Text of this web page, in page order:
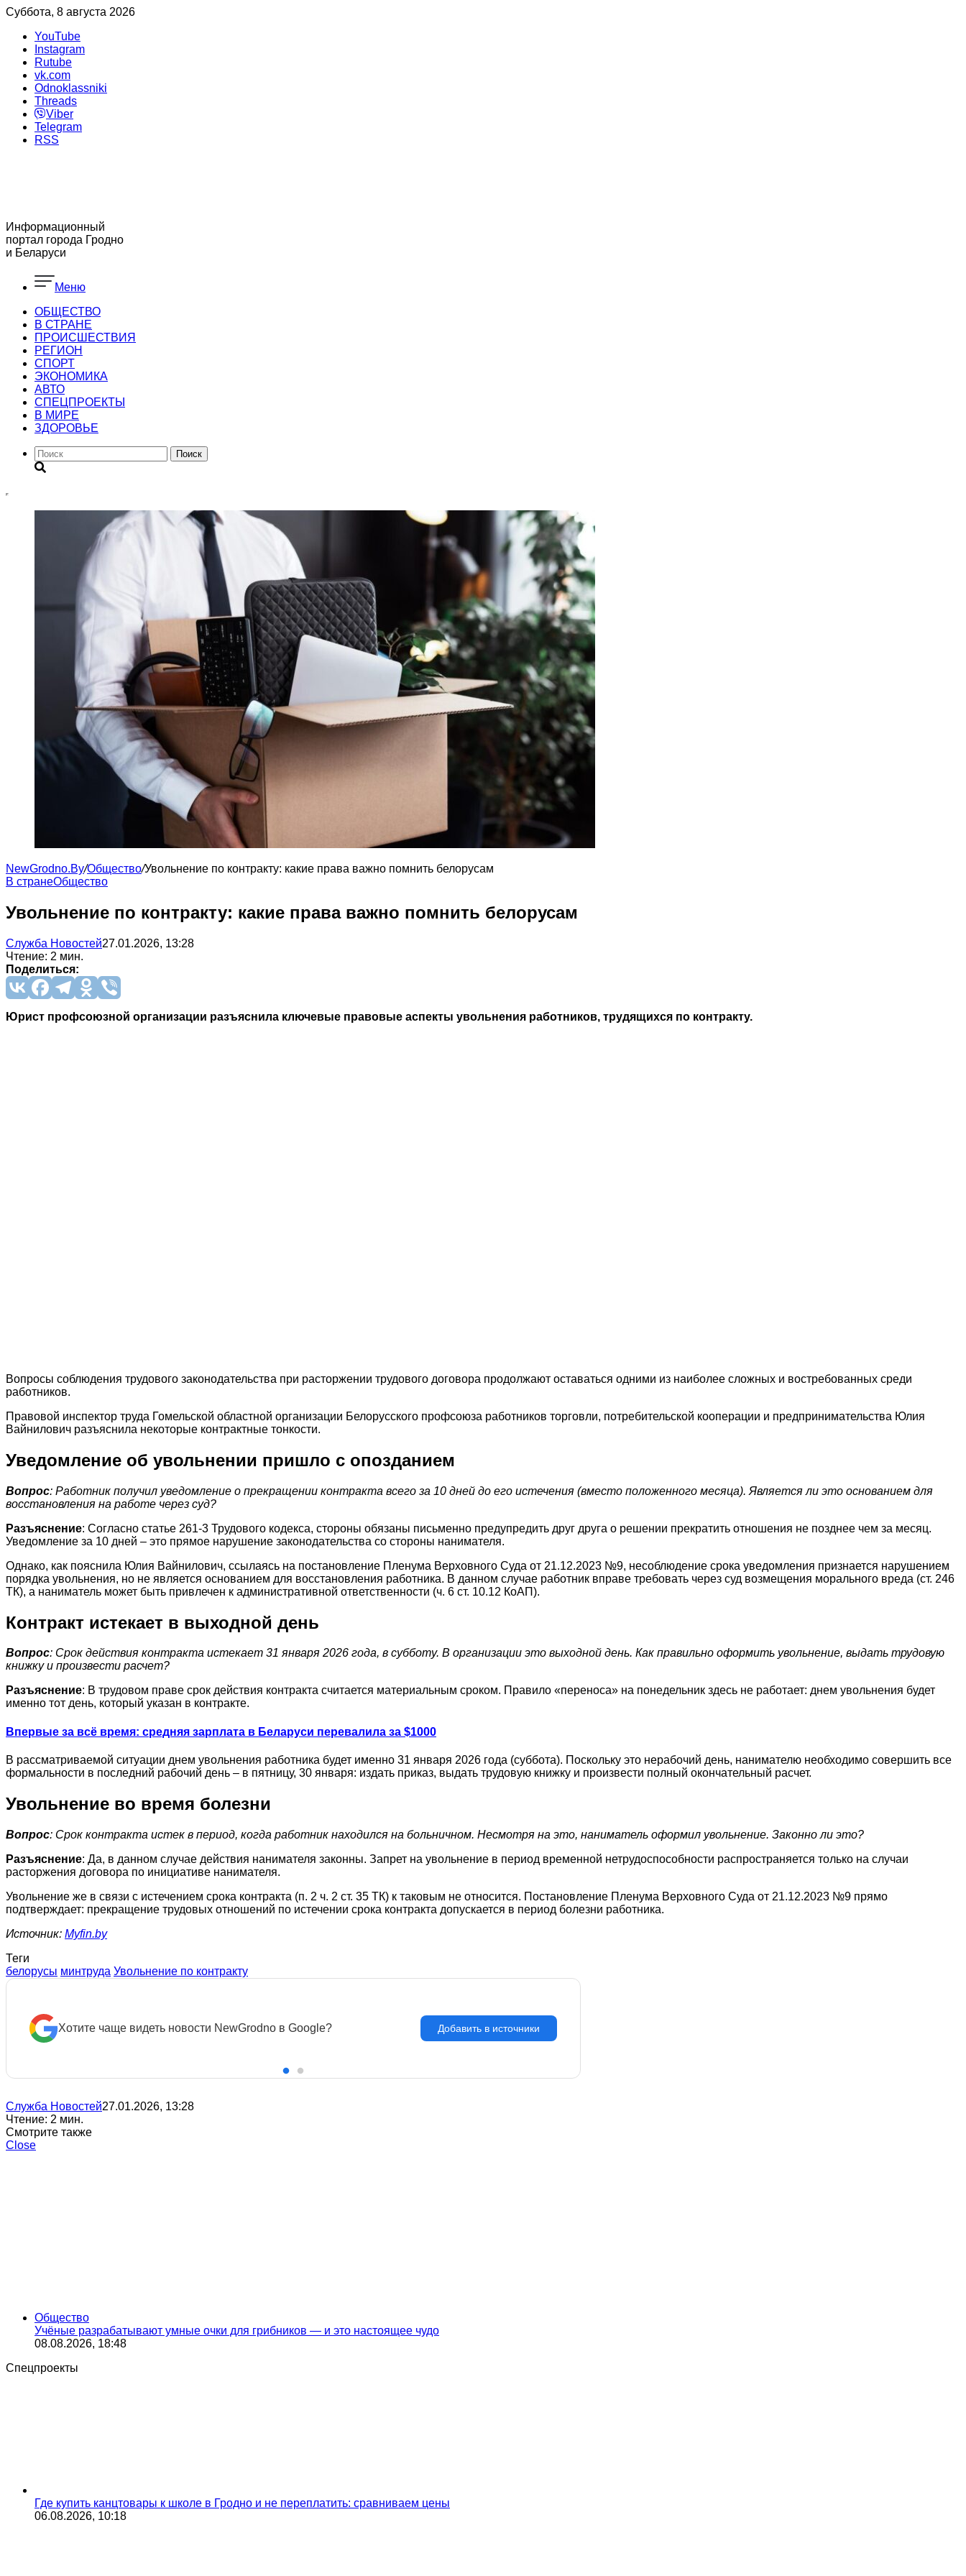
Суббота, 8 августа 2026
YouTube
Instagram
Rutube
vk.com
Odnoklassniki
Threads
Viber
Telegram
RSS
Информационный
портал города Гродно
и Беларуси
Меню
ОБЩЕСТВО
В СТРАНЕ
ПРОИСШЕСТВИЯ
РЕГИОН
CПОРТ
ЭКОНОМИКА
АВТО
СПЕЦПРОЕКТЫ
В МИРЕ
ЗДОРОВЬЕ
Поиск
NewGrodno.By/Общество/Увольнение по контракту: какие права важно помнить белорусам
В странеОбщество
Увольнение по контракту: какие права важно помнить белорусам
Служба Новостей27.01.2026, 13:28
Чтение: 2 мин.
Поделиться:
Юрист профсоюзной организации разъяснила ключевые правовые аспекты увольнения работников, трудящихся по контракту.
Вопросы соблюдения трудового законодательства при расторжении трудового договора продолжают оставаться одними из наиболее сложных и востребованных среди
работников.
Правовой инспектор труда Гомельской областной организации Белорусского профсоюза работников торговли, потребительской кооперации и предпринимательства Юлия
Вайнилович разъяснила некоторые контрактные тонкости.
Уведомление об увольнении пришло с опозданием
Вопрос: Работник получил уведомление о прекращении контракта всего за 10 дней до его истечения (вместо положенного месяца). Является ли это основанием для
восстановления на работе через суд?
Разъяснение: Согласно статье 261-3 Трудового кодекса, стороны обязаны письменно предупредить друг друга о решении прекратить отношения не позднее чем за месяц.
Уведомление за 10 дней – это прямое нарушение законодательства со стороны нанимателя.
Однако, как пояснила Юлия Вайнилович, ссылаясь на постановление Пленума Верховного Суда от 21.12.2023 №9, несоблюдение срока уведомления признается нарушением
порядка увольнения, но не является основанием для восстановления работника. В данном случае работник вправе требовать через суд возмещения морального вреда (ст. 246
ТК), а наниматель может быть привлечен к административной ответственности (ч. 6 ст. 10.12 КоАП).
Контракт истекает в выходной день
Вопрос: Срок действия контракта истекает 31 января 2026 года, в субботу. В организации это выходной день. Как правильно оформить увольнение, выдать трудовую
книжку и произвести расчет?
Разъяснение: В трудовом праве срок действия контракта считается материальным сроком. Правило «переноса» на понедельник здесь не работает: днем увольнения будет
именно тот день, который указан в контракте.
Впервые за всё время: средняя зарплата в Беларуси перевалила за $1000
В рассматриваемой ситуации днем увольнения работника будет именно 31 января 2026 года (суббота). Поскольку это нерабочий день, нанимателю необходимо совершить все
формальности в последний рабочий день – в пятницу, 30 января: издать приказ, выдать трудовую книжку и произвести полный окончательный расчет.
Увольнение во время болезни
Вопрос: Срок контракта истек в период, когда работник находился на больничном. Несмотря на это, наниматель оформил увольнение. Законно ли это?
Разъяснение: Да, в данном случае действия нанимателя законны. Запрет на увольнение в период временной нетрудоспособности распространяется только на случаи
расторжения договора по инициативе нанимателя.
Увольнение же в связи с истечением срока контракта (п. 2 ч. 2 ст. 35 ТК) к таковым не относится. Постановление Пленума Верховного Суда от 21.12.2023 №9 прямо
подтверждает: прекращение трудовых отношений по истечении срока контракта допускается в период болезни работника.
Источник: Myfin.by
Теги
белорусы минтруда Увольнение по контракту
Хотите чаще видеть новости NewGrodno в Google? Добавить в источники
Служба Новостей27.01.2026, 13:28
Чтение: 2 мин.
Смотрите также
Close
Общество
Учёные разрабатывают умные очки для грибников — и это настоящее чудо
08.08.2026, 18:48
Спецпроекты
Где купить канцтовары к школе в Гродно и не переплатить: сравниваем цены
06.08.2026, 10:18